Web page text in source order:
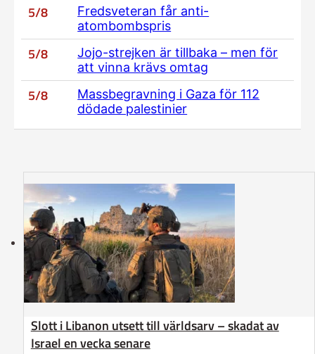
5/8
Fredsveteran får anti-
atombombspris
5/8
Jojo-strejken är tillbaka – men för
att vinna krävs omtag
5/8
Massbegravning i Gaza för 112
dödade palestinier
Slott i Libanon utsett till världsarv – skadat av
Israel en vecka senare